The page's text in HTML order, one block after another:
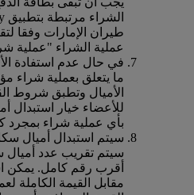
طيران الإمارات وفقا
عملية الشراء "عملية
في حال عدم استفادة
ما يتعلق بعملية شراء
الأميال وتطبق شروط
للأعضاء خيار استبدال
بأي عملية شراء
سيتم استبدال أميال
سيتم تقريب عدد أميال
أقرب رقم كامل. يمكن
مقابل القيمة الكاملة